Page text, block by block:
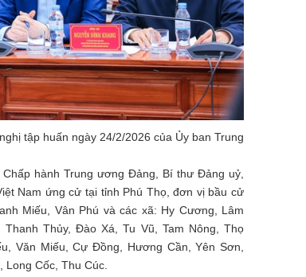
tập huấn ngày 24/2/2026 của Ủy ban Trung
hành Trung ương Đảng, Bí thư Đảng uỷ,
Nam ứng cử tại tỉnh Phú Thọ, đơn vị bầu cử
Miếu, Vân Phú và các xã: Hy Cương, Lâm
Thủy, Đào Xá, Tu Vũ, Tam Nông, Thọ
Văn Miếu, Cự Đồng, Hương Cần, Yên Sơn,
Cốc, Thu Cúc.